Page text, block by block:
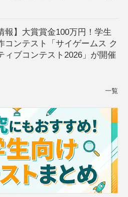
報】大賞賞金100万円！学生
コンテスト「サイゲームス ク
ィブコンテスト2026」が開催
一覧